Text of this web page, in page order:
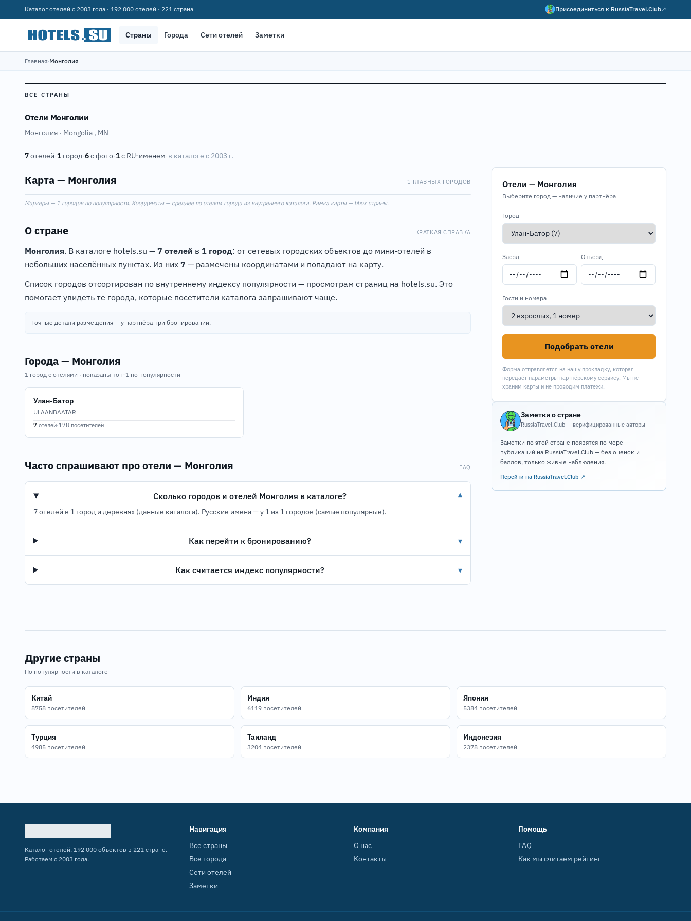
Каталог отелей с 2003 года · 192 000 отелей · 221 страна Присоединиться к RussiaTravel.Club↗
Страны Города Сети отелей Заметки
Главная›Монголия
ВСЕ СТРАНЫ
Отели Монголии
Монголия · Mongolia , MN
7отелей·1 город·6с фото·1с RU-именем·в каталоге с 2003 г.
Карта — Монголия 1 ГЛАВНЫХ ГОРОДОВ
+
Маркеры — 1 городов по популярности. Координаты — среднее по отелям города из внутреннего каталога. Рамка карты — bbox страны.
О стране КРАТКАЯ СПРАВКА
Монголия. В каталоге hotels.su — 7 отелей в 1 город: от сетевых городских объектов до мини-отелей в
небольших населённых пунктах. Из них 7 — размечены координатами и попадают на карту.
Список городов отсортирован по внутреннему индексу популярности — просмотрам страниц на hotels.su. Это
помогает увидеть те города, которые посетители каталога запрашивают чаще.
Точные детали размещения — у партнёра при бронировании.
Города — Монголия
1 город с отелями · показаны топ-1 по популярности
Улан-Батор
ULAANBAATAR
7 отелей·178 посетителей
Часто спрашивают про отели — Монголия FAQ
Сколько городов и отелей Монголия в каталоге? ▾
7 отелей в 1 город и деревнях (данные каталога). Русские имена — у 1 из 1 городов (самые популярные).
Как перейти к бронированию? ▾
Как считается индекс популярности? ▾
Отели — Монголия
Выберите город — наличие у партнёра
Город
Заезд Отъезд
Гости и номера
Подобрать отели
Форма отправляется на нашу прокладку, которая
передаёт параметры партнёрскому сервису. Мы не
храним карты и не проводим платежи.
Заметки о стране
RussiaTravel.Club — верифицированные авторы
Заметки по этой стране появятся по мере
публикаций на RussiaTravel.Club — без оценок и
баллов, только живые наблюдения.
Перейти на RussiaTravel.Club ↗
Другие страны
По популярности в каталоге
Китай
8758 посетителей
Индия
6119 посетителей
Япония
5384 посетителей
Турция
4985 посетителей
Таиланд
3204 посетителей
Индонезия
2378 посетителей
Каталог отелей. 192 000 объектов в 221 стране.
Работаем с 2003 года.
Навигация
Все страны
Все города
Сети отелей
Заметки
Компания
О нас
Контакты
Помощь
FAQ
Как мы считаем рейтинг